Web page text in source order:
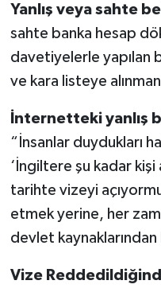
Yanlış veya sahte
sahte banka hesap
davetiyelerle yapılan
ve kara listeye
İnternetteki yanlış
“İnsanlar duydukları
‘İngiltere şu kadar kişi
tarihte vizeyi
etmek yerine, her
devlet kaynaklarından
Vize